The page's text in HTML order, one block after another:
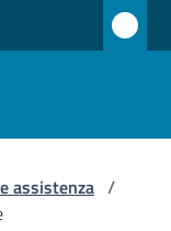
assistenza /